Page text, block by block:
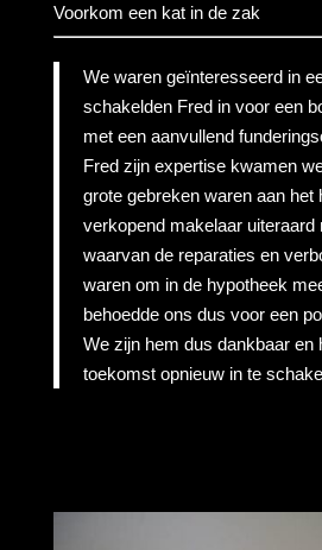
Voorkom een kat in de zak
We waren geïnteresseerd in
schakelden Fred in voor een
met een aanvullend
Fred zijn expertise kwamen
grote gebreken waren aan het
verkopend makelaar uiteraard
waarvan de reparaties en
waren om in de hypotheek
behoedde ons dus voor een
We zijn hem dus dankbaar en
toekomst opnieuw in te